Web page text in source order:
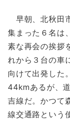
早朝、北秋田
集まった６名は
素な再会の挨拶
れから３台の車
向けて出発した
44kmあるが、
吉線だ。かつて
線交通路という